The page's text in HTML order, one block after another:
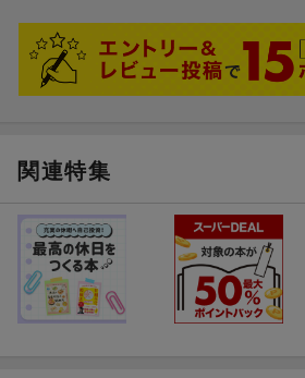
関連特集